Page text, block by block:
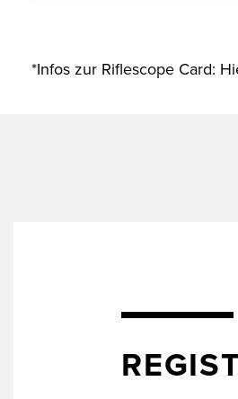
*Infos zur Riflescope Card: